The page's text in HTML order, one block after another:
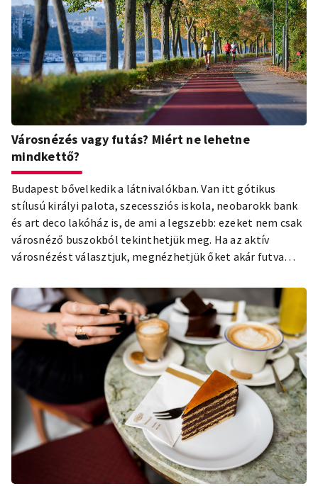
Városnézés vagy futás? Miért ne lehetne
mindkettő?
Budapest bővelkedik a látnivalókban. Van itt gótikus
stílusú királyi palota, szecessziós iskola, neobarokk bank
és art deco lakóház is, de ami a legszebb: ezeket nem csak
városnéző buszokból tekinthetjük meg. Ha az aktív
városnézést választjuk, megnézhetjük őket akár futva
látogatónak - nagyjából 182 kilométert, azaz négy és fél
maratont kellene teljesítenie -, néhány kör futással
rengeteg látnivalót tekinthet meg Budapesten.
Összeszedtük a leglátványosabb belvárosi futóköröket,
hogy az egészségünk megőrzése mellett ismerhessük
meg a város legszebb részeit.